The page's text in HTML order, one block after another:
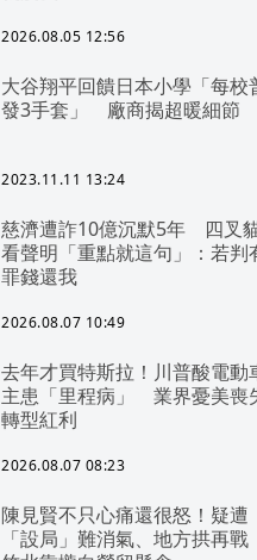
漢光42演習
2026.08.05 12:56
大谷翔平回饋日本小學「每校
發3手套」 廠商揭超暖細節
2023.11.11 13:24
慈濟遭詐10億沉默5年 四叉
看聲明「重點就這句」：若判
罪錢還我
2026.08.07 10:49
去年才買特斯拉！川普酸電動
主患「里程病」 業界憂美喪
轉型紅利
2026.08.07 08:23
陳見賢不只心痛還很怒！疑遭
「設局」難消氣、地方拱再戰